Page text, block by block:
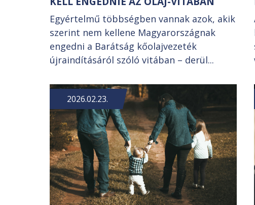
Egyértelmű többségben vannak azok, akik
szerint nem kellene Magyarországnak
engedni a Barátság kőolajvezeték
újraindításáról szóló vitában – derül...
2026.02.23.